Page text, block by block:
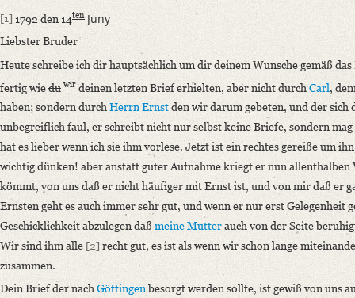
Recipient: August Wilhelm von Schlegel
Place of Dispatch: Hannover
Place of Destination: Amsterdam GND
Date: 14.06.1792
Notations: Empfangsort erschlossen.
Manuscript
Provider: Dresden, Sächsische Landesbibliothek - Staats- und
OAI Id: DE-1a-33449
Classification Number: Mscr.Dresd.e.90,XIX,Bd.7,Nr.60
Number of Pages: 4S. auf Doppelbl., hs. m. U.
Format: 23,4 x 19 cm
Incipit: „[1] 1792 den 14ten Juny
Heute schreibe ich dir hauptsächlich um dir deinem Wunsche gemäß
[1] 1792 den 14ten Juny
Liebster Bruder
Heute schreibe ich dir hauptsächlich um dir deinem Wunsche gemäß
fertig wiedu wirdeinen letzten Brief erhielten, aber nicht durch Carl ,
haben; sondern durch Herrn Ernstden wir darum gebeten, und der
unbegreiflich faul, er schreibt nicht nur selbst keine Briefe, sondern
hat es lieber wenn ich sie ihm vorlese. Jetzt ist ein rechtes gereiße um
wichtig dünken! aber anstatt guter Aufnahme kriegt er nun
kömmt, von uns daß er nicht häufiger mit Ernst ist, und von mir daß er
Ernsten geht es auch immer sehr gut, und wenn er nur erst Gelegenheit
Geschicklichkeit abzulegen daß meine Mutterauch von der Seite
Wir sind ihm alle [2]recht gut, es ist als wenn wir schon lange
zusammen.
Dein Brief der nachGöttingenbesorgt werden sollte, ist gewiß von uns